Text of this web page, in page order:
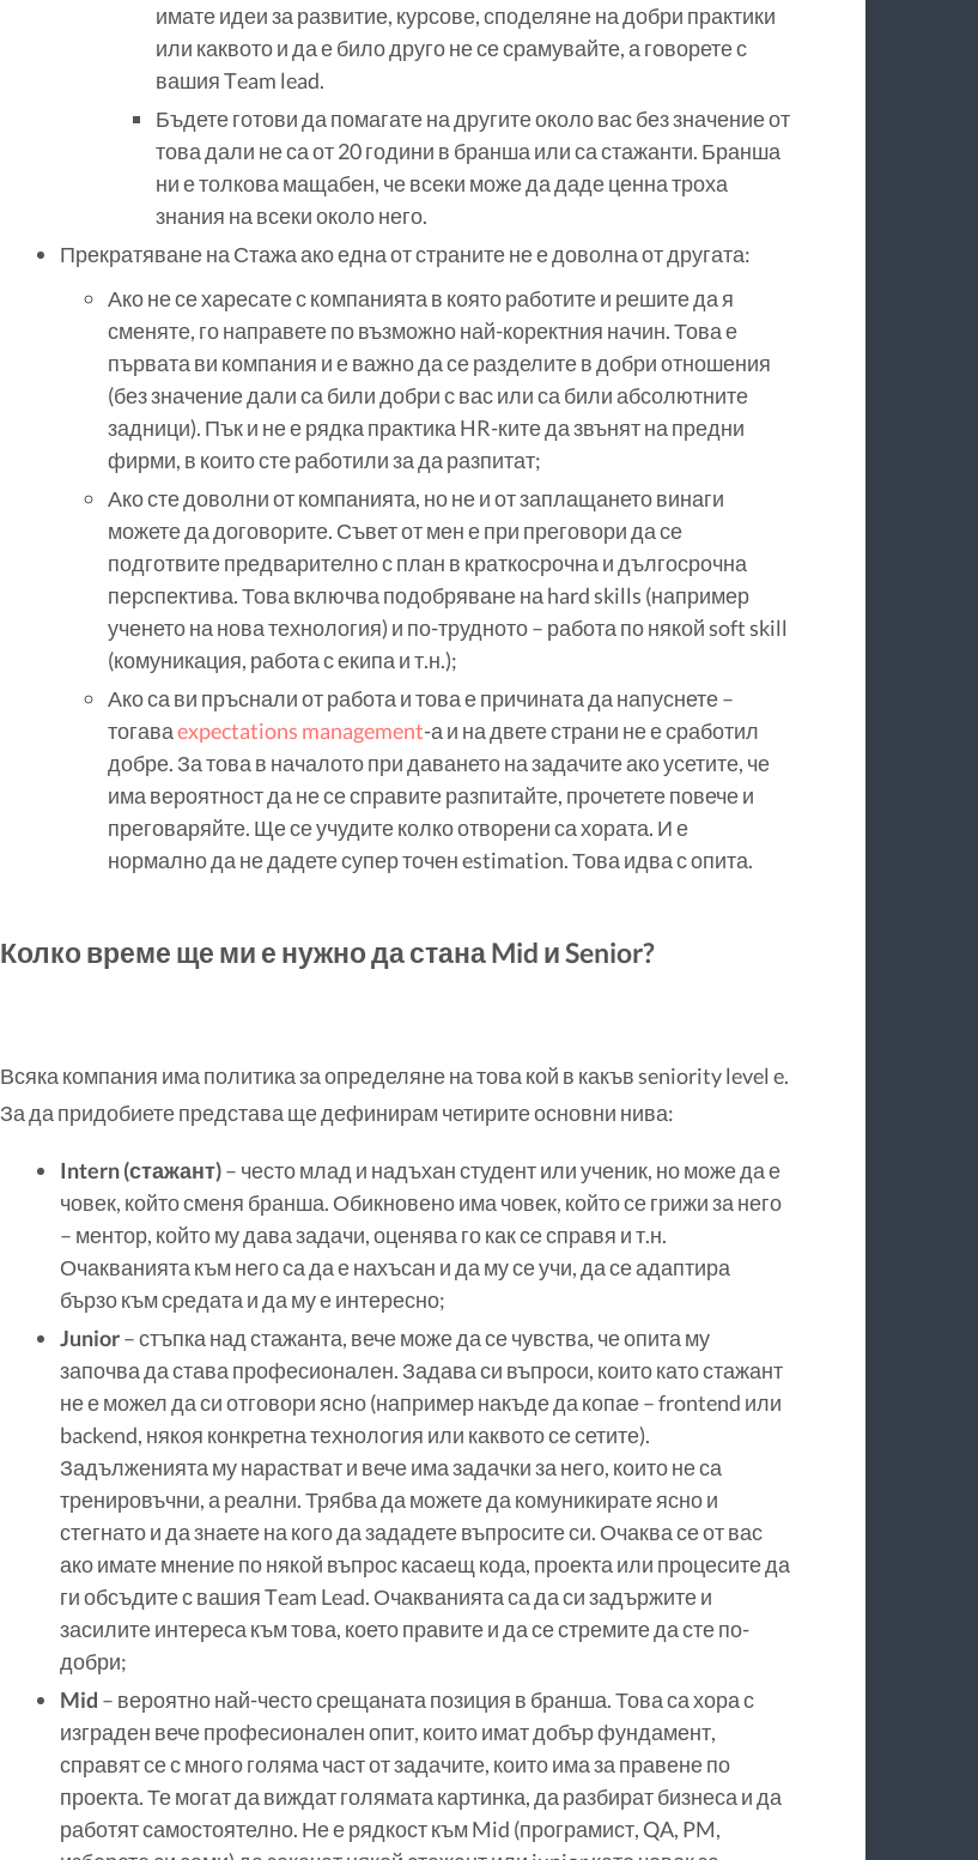
имате идеи за развитие, курсове, споделяне на добри практики
или каквото и да е било друго не се срамувайте, а говорете с
вашия Team lead.
Бъдете готови да помагате на другите около вас без значение от
това дали не са от 20 години в бранша или са стажанти. Бранша
ни е толкова мащабен, че всеки може да даде ценна троха
знания на всеки около него.
Прекратяване на Стажа ако една от страните не е доволна от другата:
Ако не се харесате с компанията в която работите и решите да я
сменяте, го направете по възможно най-коректния начин. Това е
първата ви компания и е важно да се разделите в добри отношения
(без значение дали са били добри с вас или са били абсолютните
задници). Пък и не е рядка практика HR-ките да звънят на предни
фирми, в които сте работили за да разпитат;
Ако сте доволни от компанията, но не и от заплащането винаги
можете да договорите. Съвет от мен е при преговори да се
подготвите предварително с план в краткосрочна и дългосрочна
перспектива. Това включва подобряване на hard skills (например
ученето на нова технология) и по-трудното – работа по някой soft skill
(комуникация, работа с екипа и т.н.);
Ако са ви пръснали от работа и това е причината да напуснете –
тогаваexpectations management-а и на двете страни не е сработил
добре. За това в началото при даването на задачите ако усетите, че
има вероятност да не се справите разпитайте, прочетете повече и
преговаряйте. Ще се учудите колко отворени са хората. И е
нормално да не дадете супер точен estimation. Това идва с опита.
Колко време ще ми е нужно да стана Mid и Senior?
Всяка компания има политика за определяне на това кой в какъв seniority level e.
За да придобиете представа ще дефинирам четирите основни нива:
Intern (стажант)– често млад и надъхан студент или ученик, но може да е
човек, който сменя бранша. Обикновено има човек, който се грижи за него
– ментор, който му дава задачи, оценява го как се справя и т.н.
Очакванията към него са да е нахъсан и да му се учи, да се адаптира
бързо към средата и да му е интересно;
Junior– стъпка над стажанта, вече може да се чувства, че опита му
започва да става професионален. Задава си въпроси, които като стажант
не е можел да си отговори ясно (например накъде да копае – frontend или
backend, някоя конкретна технология или каквото се сетите).
Задълженията му нарастват и вече има задачки за него, които не са
тренировъчни, а реални. Трябва да можете да комуникирате ясно и
стегнато и да знаете на кого да зададете въпросите си. Очаква се от вас
ако имате мнение по някой въпрос касаещ кода, проекта или процесите да
ги обсъдите с вашия Team Lead. Очакванията са да си задържите и
засилите интереса към това, което правите и да се стремите да сте по-
добри;
Mid – вероятно най-често срещаната позиция в бранша. Това са хора с
изграден вече професионален опит, които имат добър фундамент,
справят се с много голяма част от задачите, които има за правене по
проекта. Те могат да виждат голямата картинка, да разбират бизнеса и да
работят самостоятелно. Не е рядкост към Mid (програмист, QA, PM,